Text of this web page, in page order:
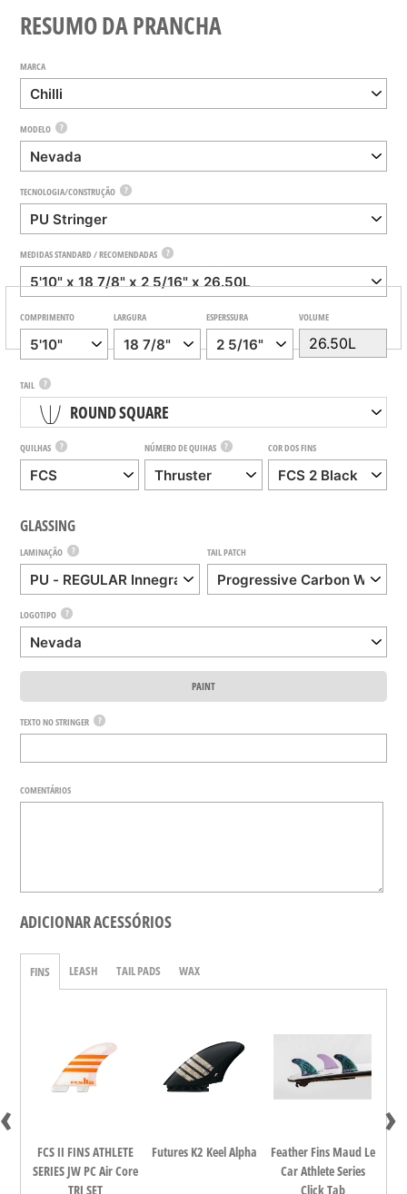
RESUMO DA PRANCHA
MARCA
MODELO ?
TECNOLOGIA/CONSTRUÇÃO ?
MEDIDAS STANDARD / RECOMENDADAS ?
COMPRIMENTO LARGURA ESPERSSURA VOLUME
TAIL ?
ROUND SQUARE
QUILHAS ? NÚMERO DE QUIHAS ? COR DOS FINS
GLASSING
LAMINAÇÃO ? TAIL PATCH
LOGOTIPO ?
PAINT
TEXTO NO STRINGER ?
COMENTÁRIOS
ADICIONAR ACESSÓRIOS
FINS LEASH TAIL PADS WAX
FCS II FINS ATHLETE
SERIES JW PC Air Core
TRI SET
Futures K2 Keel Alpha
Feather Fins Maud Le
Car Athlete Series
Click Tab
‹ ›